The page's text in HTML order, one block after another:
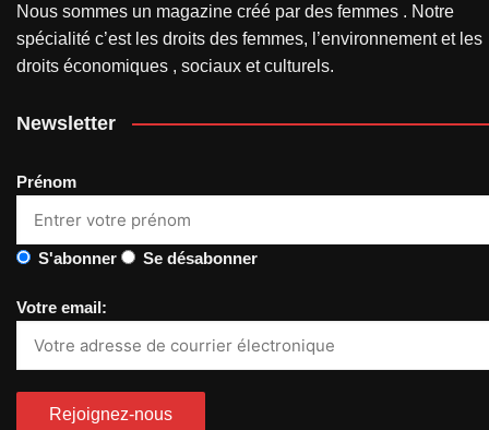
Nous sommes un magazine créé par des femmes . Notre
spécialité c’est les droits des femmes, l’environnement et les
droits économiques , sociaux et culturels.
Newsletter
Prénom
S'abonner Se désabonner
Votre email: